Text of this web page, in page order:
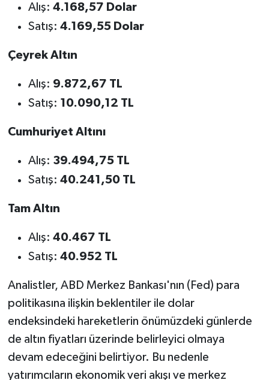
Alış: 4.168,57 Dolar
Satış: 4.169,55 Dolar
Çeyrek Altın
Alış: 9.872,67 TL
Satış: 10.090,12 TL
Cumhuriyet Altını
Alış: 39.494,75 TL
Satış: 40.241,50 TL
Tam Altın
Alış: 40.467 TL
Satış: 40.952 TL
Analistler, ABD Merkez Bankası'nın (Fed) para
politikasına ilişkin beklentiler ile dolar
endeksindeki hareketlerin önümüzdeki günlerde
de altın fiyatları üzerinde belirleyici olmaya
devam edeceğini belirtiyor. Bu nedenle
yatırımcıların ekonomik veri akışı ve merkez